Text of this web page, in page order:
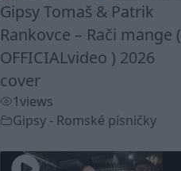
Gipsy Tomaš & Patrik
Rankovce – Rači mange (
OFFICIALvideo ) 2026
cover
1views
Gipsy - Romské písničky